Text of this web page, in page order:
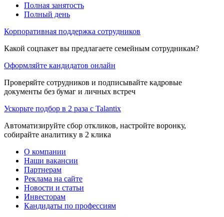
Полная занятость
Полный день
Корпоративная поддержка сотрудников
Какой соцпакет вы предлагаете семейным сотрудникам?
Оформляйте кандидатов онлайн
Проверяйте сотрудников и подписывайте кадровые
документы без бумаг и личных встреч
Ускорьте подбор в 2 раза с Talantix
Автоматизируйте сбор откликов, настройте воронку,
собирайте аналитику в 2 клика
О компании
Наши вакансии
Партнерам
Реклама на сайте
Новости и статьи
Инвесторам
Кандидаты по профессиям